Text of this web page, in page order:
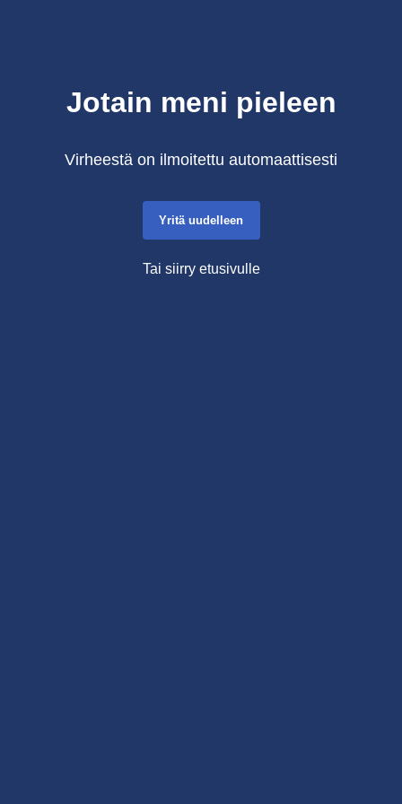
Jotain meni pieleen
Virheestä on ilmoitettu automaattisesti
Yritä uudelleen
Tai siirry etusivulle